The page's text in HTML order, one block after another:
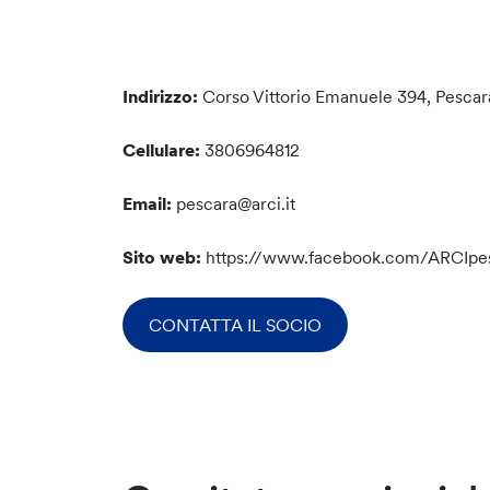
Indirizzo: Corso Vittorio Emanuele 394,
Cellulare: 3806964812
Email: pescara@arci.it
Sito web: https://www.facebook.com/
CONTATTA IL SOCIO